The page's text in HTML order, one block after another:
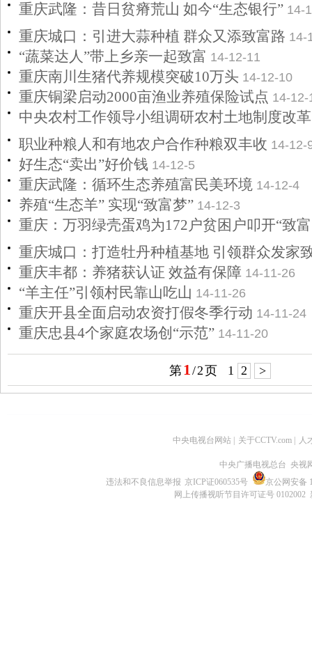
重庆武隆：昔日贫瘠荒山 如今“生态银行” 14-
重庆城口：引进大蒜种植 群众又添致富路 14-
“蔬菜达人”带上乡亲一起致富 14-12-11
重庆南川生猪代养规模突破10万头 14-12-10
重庆铜梁启动2000亩渔业养殖保险试点 14-12-
中央农村工作领导小组调研农村土地制度改革
职业种粮人和有地农户合作种粮双丰收 14-12-
好生态“卖出”好价钱 14-12-5
重庆武隆：循环生态养殖富民美环境 14-12-4
养殖“生态羊” 实现“致富梦” 14-12-3
重庆：万羽绿壳蛋鸡为172户贫困户叩开“致
重庆城口：打造牡丹种植基地 引领群众发家
重庆丰都：养猪获认证 效益有保障 14-11-26
“羊主任”引领村民靠山吃山 14-11-26
重庆开县全面启动农资打假冬季行动 14-11-24
重庆忠县4个家庭农场创“示范” 14-11-20
第1/2页 1 2 >
中央电视台网站 关于CCTV.com 人
中央广播电视总台 央视
违法和不良信息举报 京ICP证060535号
京公网安备
网上传播视听节目许可证号 0102002